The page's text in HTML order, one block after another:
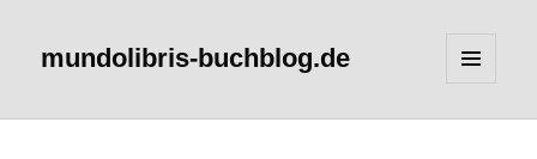
mundolibris-buchblog.de
WIDGETS